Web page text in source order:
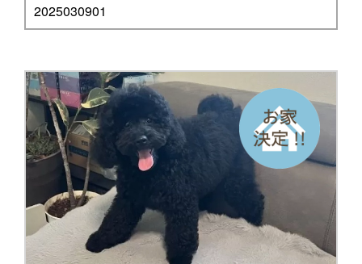
2025030901